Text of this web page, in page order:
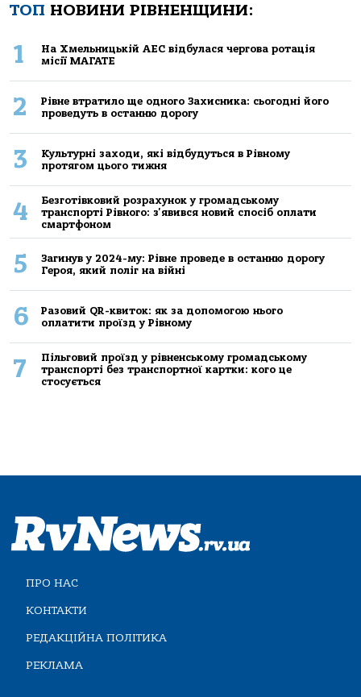
ТОП НОВИНИ РІВНЕНЩИНИ:
1
На Хмельницькій АЕС відбулася чергова ротація
місії МАГАТЕ
2
Рівне втратило ще одного Захисника: сьогодні його
проведуть в останню дорогу
3
Культурні заходи, які відбудуться в Рівному
протягом цього тижня
4
Безготівковий розрахунок у громадському
транспорті Рівного: з'явився новий спосіб оплати
смартфоном
5
Загинув у 2024-му: Рівне проведе в останню дорогу
Героя, який поліг на війні
6
Разовий QR-квиток: як за допомогою нього
оплатити проїзд у Рівному
7
Пільговий проїзд у рівненському громадському
транспорті без транспортної картки: кого це
стосується
ПРО НАС
КОНТАКТИ
РЕДАКЦІЙНА ПОЛІТИКА
РЕКЛАМА